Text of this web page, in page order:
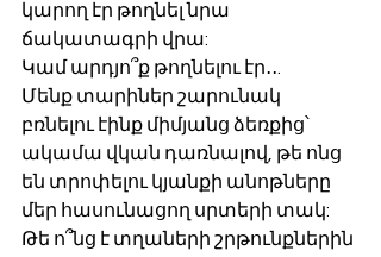
կարող էր թողնել նրա
ճակատագրի վրա:
Կամ արդյո՞ք թողնելու էր․․.
Մենք տարիներ շարունակ
բռնելու էինք միմյանց ձեռքից՝
ակամա վկան դառնալով, թե ոնց
են տրոփելու կյանքի անոթները
մեր հասունացող սրտերի տակ:
Թե ո՞նց է տղաների շրթունքներին